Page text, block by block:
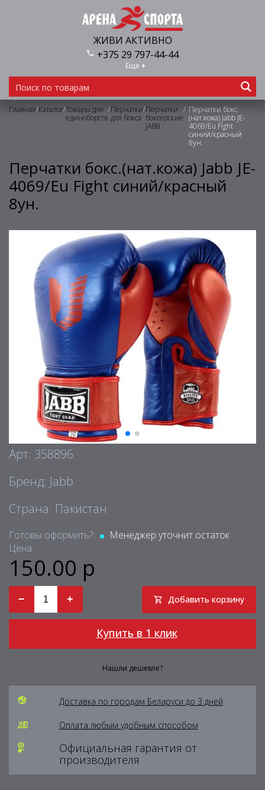
ЖИВИ АКТИВНО
+375 29 797-44-44
Еще
Главная/Каталог/Товары для
единоборств
/Перчатки
для бокса
/Перчатки
боксерские
JABB
/ Перчатки бокс.
(нат.кожа) Jabb JE-
4069/Eu Fight
синий/красный
8ун.
Перчатки бокс.(нат.кожа) Jabb JE-
4069/Eu Fight синий/красный
8ун.
Арт: 358896
Бренд: Jabb
Страна: Пакистан
Готовы оформить?:
Менеджер уточнит остаток
Цена:
150.00 р
− + Добавить корзину
Купить в 1 клик
Нашли дешевле?
Доставка по городам Беларуси до 3 дней
Оплата любым удобным способом
Официальная гарантия от
производителя